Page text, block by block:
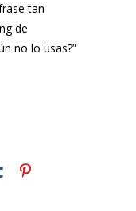
tan
de
no lo usas?”